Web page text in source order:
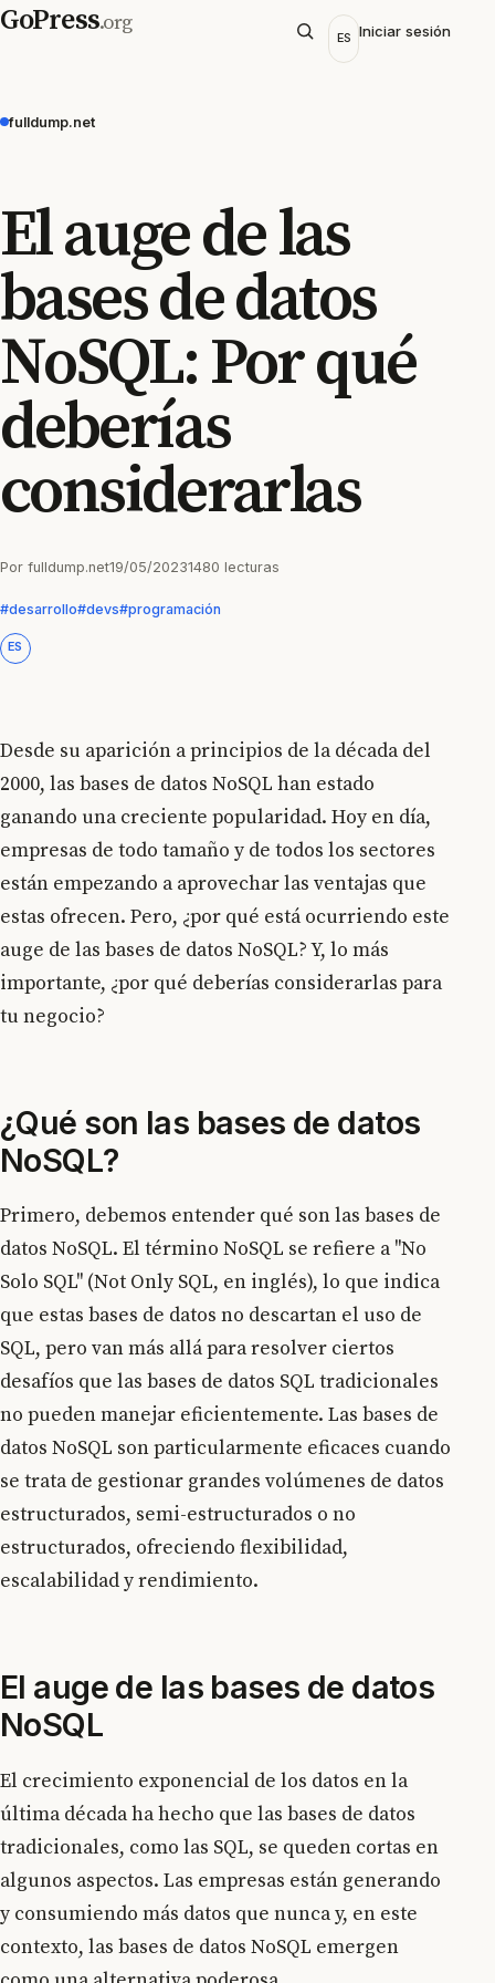
GoPress.org
ES Iniciar sesión
fulldump.net
El auge de las
bases de datos
NoSQL: Por qué
deberías
considerarlas
Por fulldump.net19/05/20231480 lecturas
#desarrollo#devs#programación
ES
Desde su aparición a principios de la década del
2000, las bases de datos NoSQL han estado
ganando una creciente popularidad. Hoy en día,
empresas de todo tamaño y de todos los sectores
están empezando a aprovechar las ventajas que
estas ofrecen. Pero, ¿por qué está ocurriendo este
auge de las bases de datos NoSQL? Y, lo más
importante, ¿por qué deberías considerarlas para
tu negocio?
¿Qué son las bases de datos
NoSQL?
Primero, debemos entender qué son las bases de
datos NoSQL. El término NoSQL se refiere a "No
Solo SQL" (Not Only SQL, en inglés), lo que indica
que estas bases de datos no descartan el uso de
SQL, pero van más allá para resolver ciertos
desafíos que las bases de datos SQL tradicionales
no pueden manejar eficientemente. Las bases de
datos NoSQL son particularmente eficaces cuando
se trata de gestionar grandes volúmenes de datos
estructurados, semi-estructurados o no
estructurados, ofreciendo flexibilidad,
escalabilidad y rendimiento.
El auge de las bases de datos
NoSQL
El crecimiento exponencial de los datos en la
última década ha hecho que las bases de datos
tradicionales, como las SQL, se queden cortas en
algunos aspectos. Las empresas están generando
y consumiendo más datos que nunca y, en este
contexto, las bases de datos NoSQL emergen